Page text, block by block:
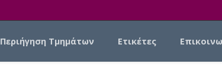
Περιήγηση Τμημάτων Ετικέτες